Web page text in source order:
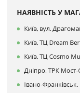
НАЯВНІСТЬ У
Київ, вул.
Київ, ТЦ Dream
Київ, ТЦ Cosmo
Дніпро, ТРК Мост-
Івано-